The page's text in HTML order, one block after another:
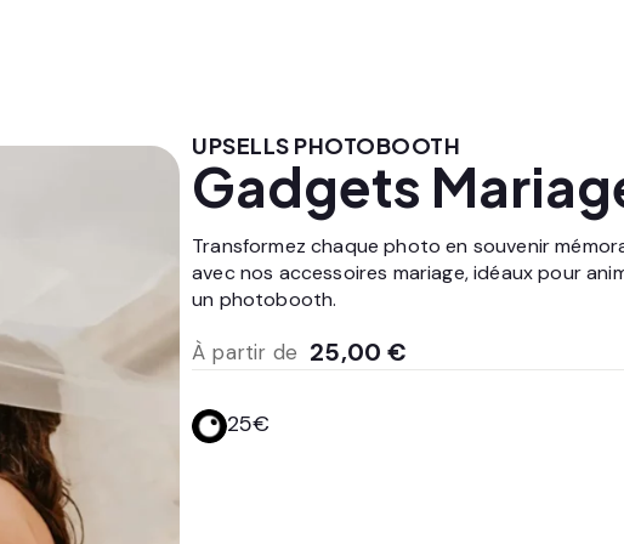
UPSELLS PHOTOBOOTH
Gadgets
Transformez chaque photo en souvenir
avec nos accessoires mariage, idéaux pour
un photobooth.
À partir de 25,00€
25€